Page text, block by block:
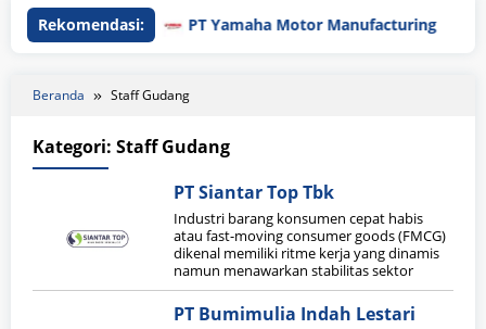
Rekomendasi: PT Yamaha Motor Manufacturing
Beranda Staff Gudang
Kategori: Staff Gudang
PT Siantar Top Tbk
Industri barang konsumen cepat habis
atau fast-moving consumer goods (FMCG)
dikenal memiliki ritme kerja yang dinamis
namun menawarkan stabilitas sektor
PT Bumimulia Indah Lestari